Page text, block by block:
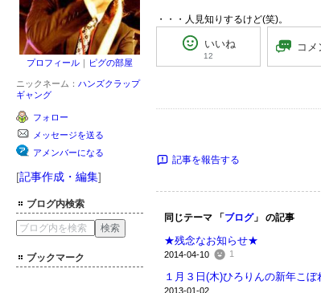
プロフィール ｜ ピグの部屋
ニックネーム： ハンズクラップ
ギャング
フォロー
メッセージを送る
アメンバーになる
[記事作成・編集]
ブログ内検索
ブックマーク
・・・人見知りするけど(笑)。
いいね
12
コメ
記事を報告する
同じテーマ 「 ブログ」 の記事
★残念なお知らせ★
2014-04-10 1
１月３日(木)ひろりんの新年こぼ
2013-01-02